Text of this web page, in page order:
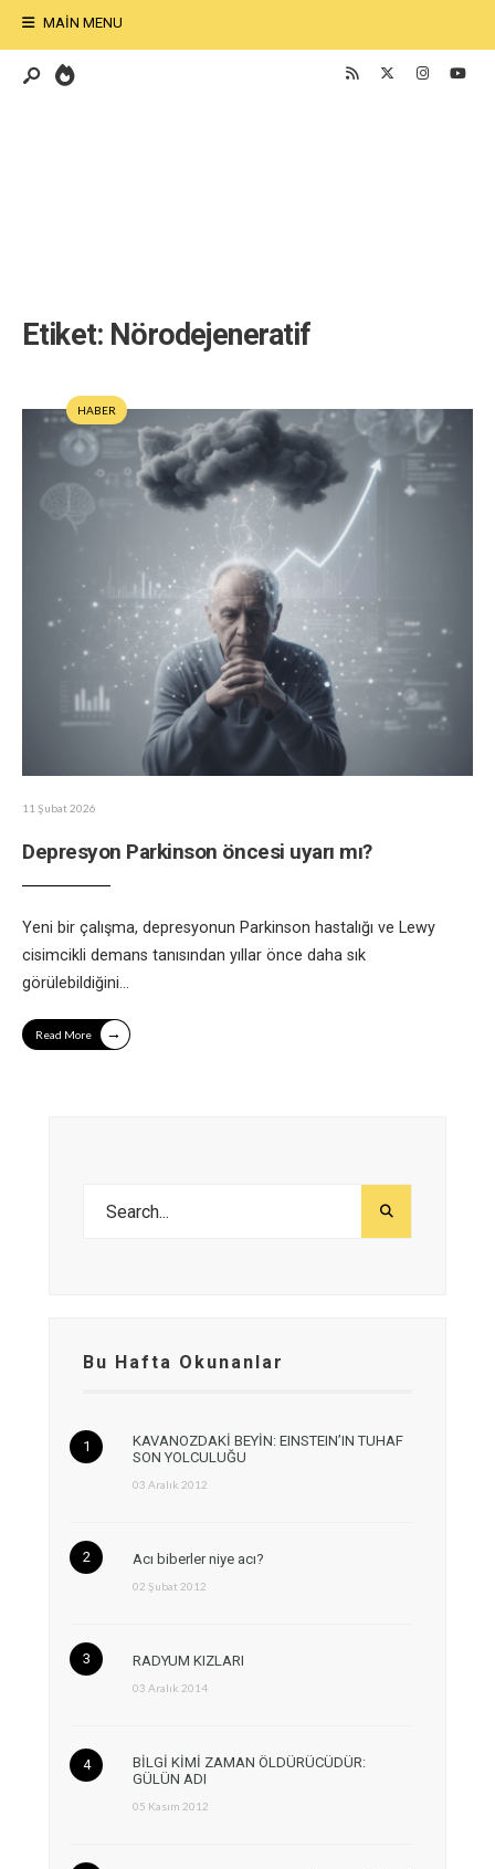
MAIN MENU
Etiket: Nörodejeneratif
HABER
11 Şubat 2026
Depresyon Parkinson öncesi uyarı mı?
Yeni bir çalışma, depresyonun Parkinson hastalığı ve Lewy
cisimcikli demans tanısından yıllar önce daha sık
görülebildiğini...
Read More →
Bu Hafta Okunanlar
KAVANOZDAKİ BEYİN: EINSTEIN’IN TUHAF
SON YOLCULUĞU
03 Aralık 2012
Acı biberler niye acı?
02 Şubat 2012
RADYUM KIZLARI
03 Aralık 2014
BİLGİ KİMİ ZAMAN ÖLDÜRÜCÜDÜR:
GÜLÜN ADI
05 Kasım 2012